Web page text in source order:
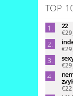
TOP
22
€22